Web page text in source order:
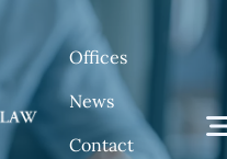
Offices
News
Contact